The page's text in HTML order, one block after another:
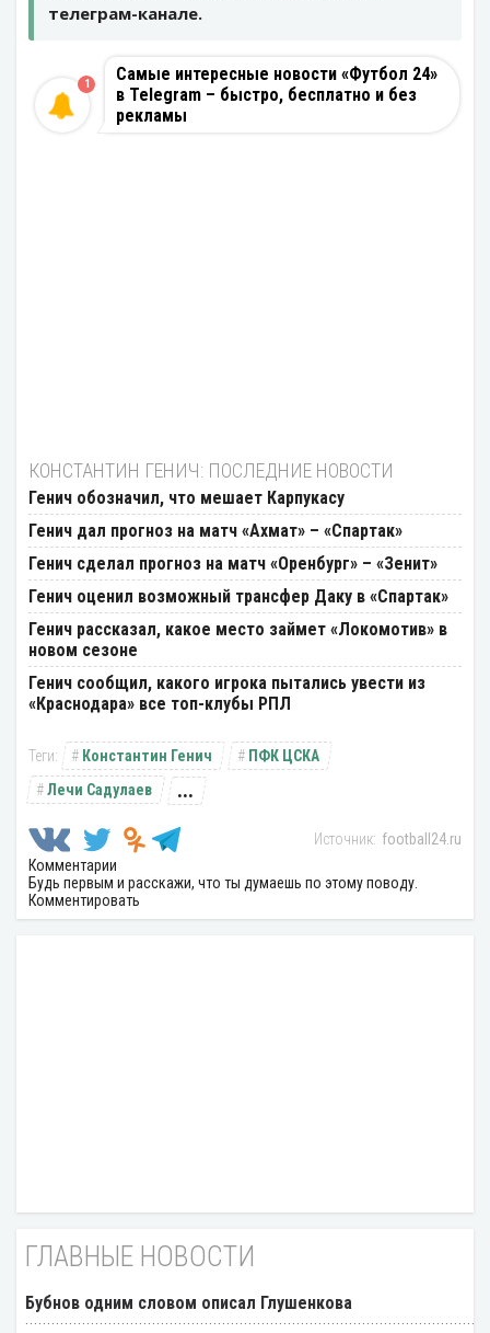
телеграм-канале.
Самые интересные новости «Футбол 24»
в Telegram – быстро, бесплатно и без
рекламы
1
КОНСТАНТИН ГЕНИЧ: ПОСЛЕДНИЕ НОВОСТИ
Генич обозначил, что мешает Карпукасу
Генич дал прогноз на матч «Ахмат» – «Спартак»
Генич сделал прогноз на матч «Оренбург» – «Зенит»
Генич оценил возможный трансфер Даку в «Спартак»
Генич рассказал, какое место займет «Локомотив» в
новом сезоне
Генич сообщил, какого игрока пытались увести из
«Краснодара» все топ-клубы РПЛ
Константин Генич
ПФК ЦСКА
Лечи Садулаев
...
football24.ru
Комментарии
Будь первым и расскажи, что ты думаешь по этому поводу.
Комментировать
ГЛАВНЫЕ НОВОСТИ
Бубнов одним словом описал Глушенкова